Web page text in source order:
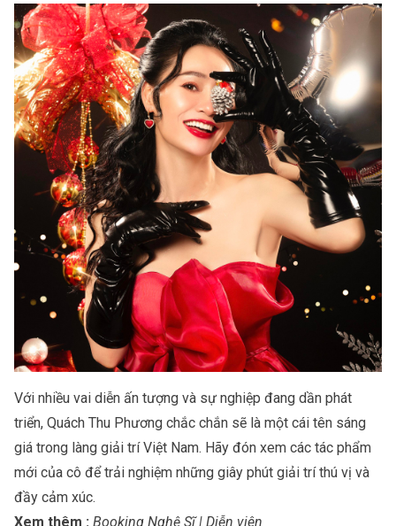
Với nhiều vai diễn ấn tượng và sự nghiệp đang dần phát
triển, Quách Thu Phương chắc chắn sẽ là một cái tên sáng
giá trong làng giải trí Việt Nam. Hãy đón xem các tác phẩm
mới của cô để trải nghiệm những giây phút giải trí thú vị và
đầy cảm xúc.
Xem thêm : Booking Nghệ Sĩ | Diễn viên